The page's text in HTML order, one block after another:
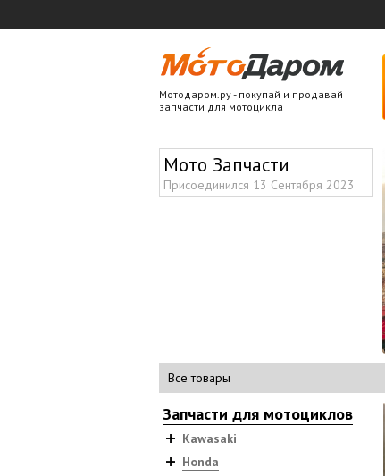
Мотодаром.ру - покупай и продавай
запчасти для мотоцикла
Мото Запчасти
Присоединился 13 Сентября 2023
Все товары
Запчасти для мотоциклов
Kawasaki
Honda